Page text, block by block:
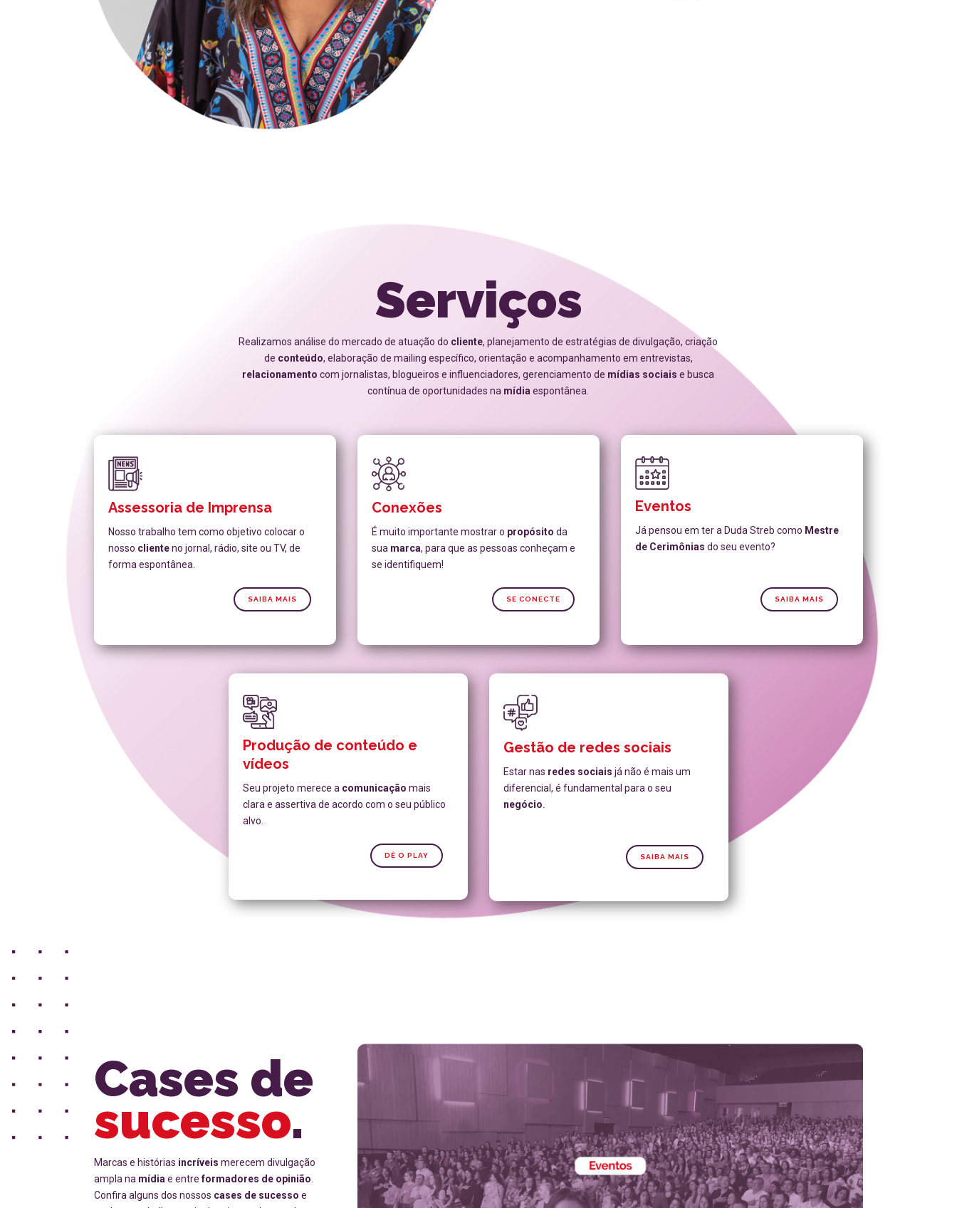
Serviços
Realizamos análise do mercado de atuação do cliente, planejamento de estratégias de divulgação, criação
de conteúdo, elaboração de mailing específico, orientação e acompanhamento em entrevistas,
relacionamento com jornalistas, blogueiros e influenciadores, gerenciamento de mídias sociais e busca
contínua de oportunidades na mídia espontânea.
Assessoria de Imprensa
Nosso trabalho tem como objetivo colocar o
nosso clienteno jornal, rádio, site ou TV, de
forma espontânea.
SAIBA MAIS
Conexões
É muito importante mostrar o propósito da
sua marca, para que as pessoas conheçam e
se identifiquem!
SE CONECTE
Eventos
Já pensou em ter a Duda Streb como Mestre
de Cerimônias do seu evento?
SAIBA MAIS
Produção de conteúdo e
vídeos
Seu projeto merece a comunicação mais
clara e assertiva de acordo com o seu público
alvo.
DÊ O PLAY
Gestão de redes sociais
Estar nas redes sociais já não é mais um
diferencial, é fundamental para o seu
negócio.
SAIBA MAIS
Cases de
sucesso.
Marcas e histórias incríveis merecem divulgação
ampla na mídia e entreformadores de opinião
Confira alguns dos nossos cases de sucesso e